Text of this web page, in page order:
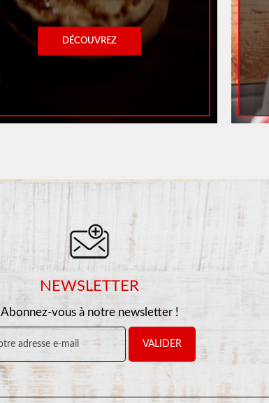
DÉCOUVREZ
NEWSLETTER
Abonnez-vous à notre newsletter !
VALIDER